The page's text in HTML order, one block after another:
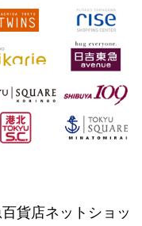
貨店ネットショッ